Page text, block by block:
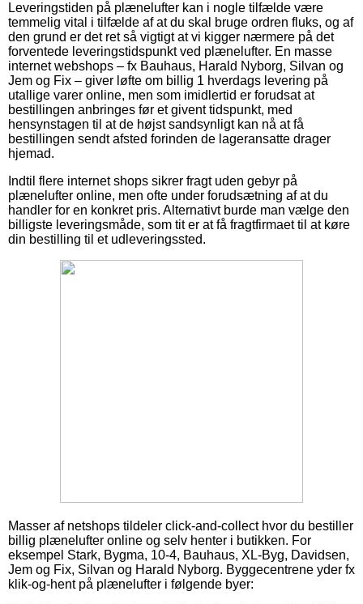
Leveringstiden på plænelufter kan i nogle tilfælde være
temmelig vital i tilfælde af at du skal bruge ordren fluks, og af
den grund er det ret så vigtigt at vi kigger nærmere på det
forventede leveringstidspunkt ved plænelufter. En masse
internet webshops – fx Bauhaus, Harald Nyborg, Silvan og
Jem og Fix – giver løfte om billig 1 hverdags levering på
utallige varer online, men som imidlertid er forudsat at
bestillingen anbringes før et givent tidspunkt, med
hensynstagen til at de højst sandsynligt kan nå at få
bestillingen sendt afsted forinden de lageransatte drager
hjemad.
Indtil flere internet shops sikrer fragt uden gebyr på
plænelufter online, men ofte under forudsætning af at du
handler for en konkret pris. Alternativt burde man vælge den
billigste leveringsmåde, som tit er at få fragtfirmaet til at køre
din bestilling til et udleveringssted.
Masser af netshops tildeler click-and-collect hvor du bestiller
billig plænelufter online og selv henter i butikken. For
eksempel Stark, Bygma, 10-4, Bauhaus, XL-Byg, Davidsen,
Jem og Fix, Silvan og Harald Nyborg. Byggecentrene yder fx
klik-og-hent på plænelufter i følgende byer: